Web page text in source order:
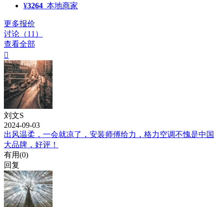
¥3264 本地商家
更多报价
讨论（11）
查看全部

刘文S
2024-09-03
出风温柔，一会就凉了，安装师傅给力，格力空调不愧是中国
大品牌，好评！
有用(0)
回复